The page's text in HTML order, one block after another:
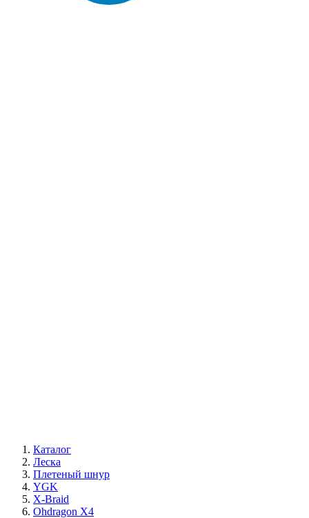
Каталог
Леска
Плетеный шнур
YGK
X-Braid
Ohdragon X4